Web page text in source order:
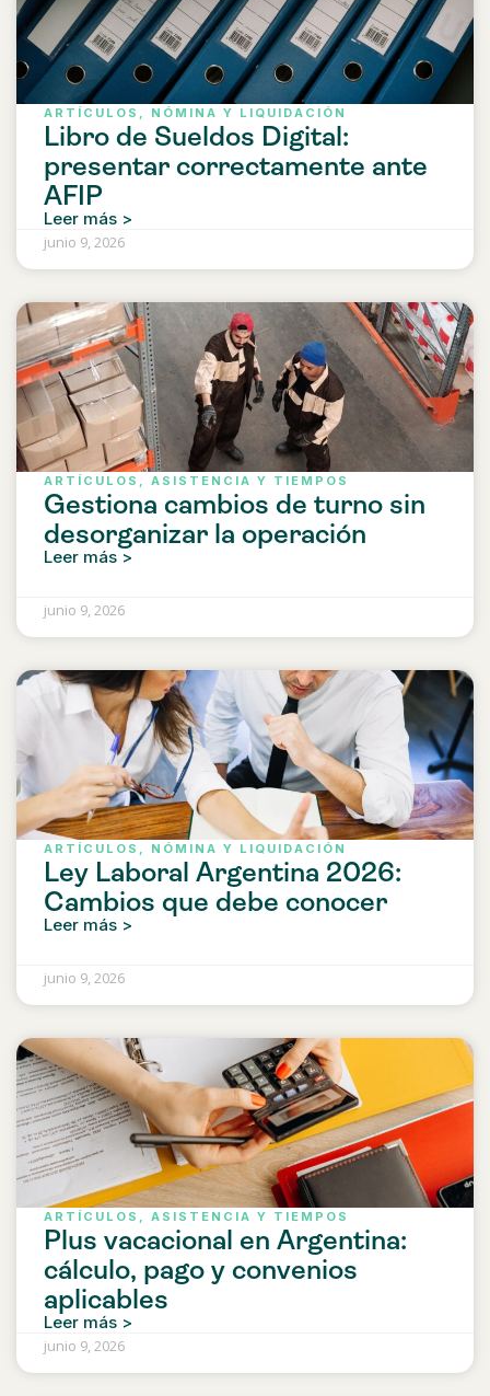
ARTÍCULOS NÓMINA Y LIQUIDACIÓN
Libro de Sueldos Digital:
presentar correctamente ante
AFIP
Leer más >
junio 9, 2026
ARTÍCULOS ASISTENCIA Y TIEMPOS
Gestiona cambios de turno sin
desorganizar la operación
Leer más >
junio 9, 2026
ARTÍCULOS NÓMINA Y LIQUIDACIÓN
Ley Laboral Argentina 2026:
Cambios que debe conocer
Leer más >
junio 9, 2026
ARTÍCULOS ASISTENCIA Y TIEMPOS
Plus vacacional en Argentina:
cálculo, pago y convenios
aplicables
Leer más >
junio 9, 2026